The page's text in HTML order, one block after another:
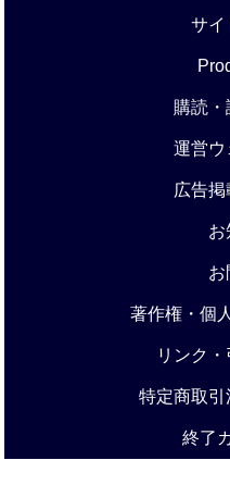
サイ
購読・
運営ウ
広告
お
お
著作権・個
リンク
特定商取
終了